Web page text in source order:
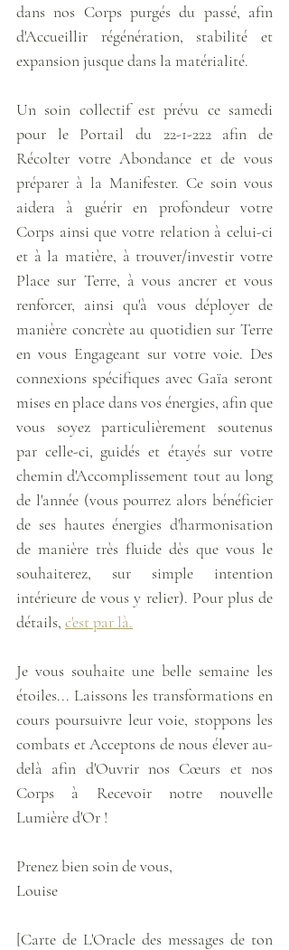
dans nos Corps purgés du passé, afin
d'Accueillir régénération, stabilité et
expansion jusque dans la matérialité.
Un soin collectif est prévu ce samedi
pour le Portail du 22-1-222 afin de
Récolter votre Abondance et de vous
préparer à la Manifester. Ce soin vous
aidera à guérir en profondeur votre
Corps ainsi que votre relation à celui-ci
et à la matière, à trouver/investir votre
Place sur Terre, à vous ancrer et vous
renforcer, ainsi qu'à vous déployer de
manière concrète au quotidien sur Terre
en vous Engageant sur votre voie. Des
connexions spécifiques avec Gaïa seront
mises en place dans vos énergies, afin que
vous soyez particulièrement soutenus
par celle-ci, guidés et étayés sur votre
chemin d'Accomplissement tout au long
de l'année (vous pourrez alors bénéficier
de ses hautes énergies d'harmonisation
de manière très fluide dès que vous le
souhaiterez, sur simple intention
intérieure de vous y relier). Pour plus de
détails, c'est par là.
Je vous souhaite une belle semaine les
étoiles... Laissons les transformations en
cours poursuivre leur voie, stoppons les
combats et Acceptons de nous élever au-
delà afin d'Ouvrir nos Cœurs et nos
Corps à Recevoir notre nouvelle
Lumière d'Or !
Prenez bien soin de vous,
Louise
[Carte de L'Oracle des messages de ton